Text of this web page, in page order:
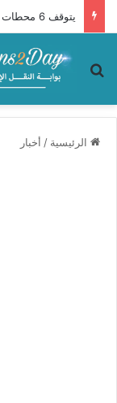
بحث عن
الرئيسية / أخبار